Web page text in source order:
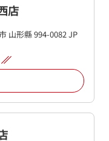
店
山形縣994-0082JP